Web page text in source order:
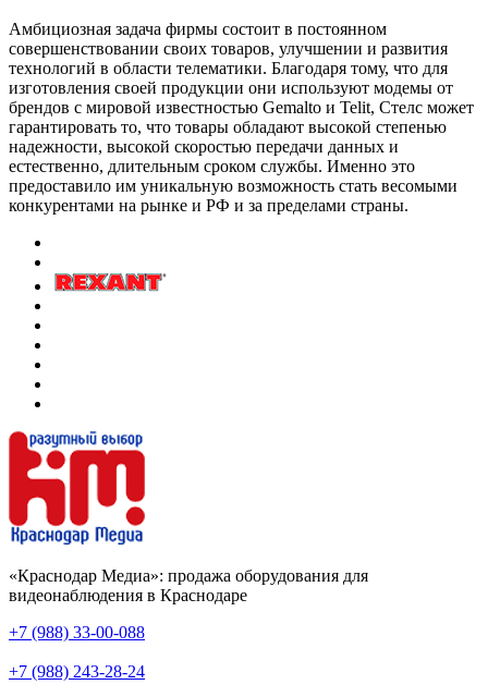
Амбициозная задача фирмы состоит в постоянном
совершенствовании своих товаров, улучшении и развития
технологий в области телематики. Благодаря тому, что для
изготовления своей продукции они используют модемы от
брендов с мировой известностью Gemalto и Telit, Стелс может
гарантировать то, что товары обладают высокой степенью
надежности, высокой скоростью передачи данных и
естественно, длительным сроком службы. Именно это
предоставило им уникальную возможность стать весомыми
конкурентами на рынке и РФ и за пределами страны.
«Краснодар Медиа»: продажа оборудования для
видеонаблюдения в Краснодаре
+7 (988) 33-00-088
+7 (988) 243-28-24